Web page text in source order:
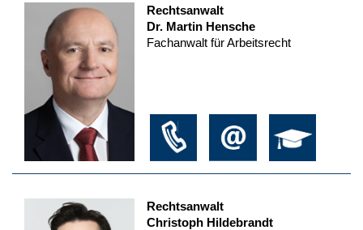
Rechtsanwalt
Dr. Martin Hensche
Fachanwalt für Arbeitsrecht
Rechtsanwalt
Christoph Hildebrandt